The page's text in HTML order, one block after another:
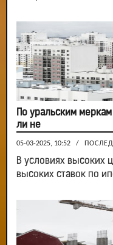
По уральским
ли не
05-03-2025, 10:52 /
В условиях высоких
высоких ставок по